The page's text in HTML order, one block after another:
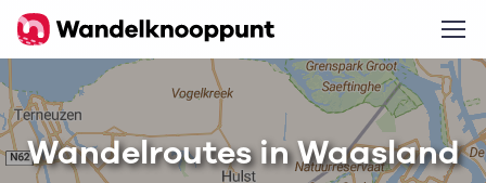
Wandelroutes in Waasland